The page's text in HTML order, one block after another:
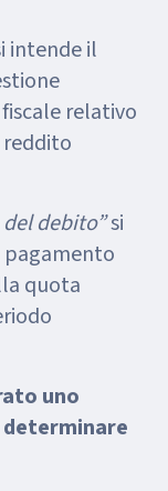
intende il
relativo
debito”si
pagamento
quota
uno